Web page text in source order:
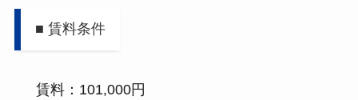
■ 賃料条件
賃料：101,000円